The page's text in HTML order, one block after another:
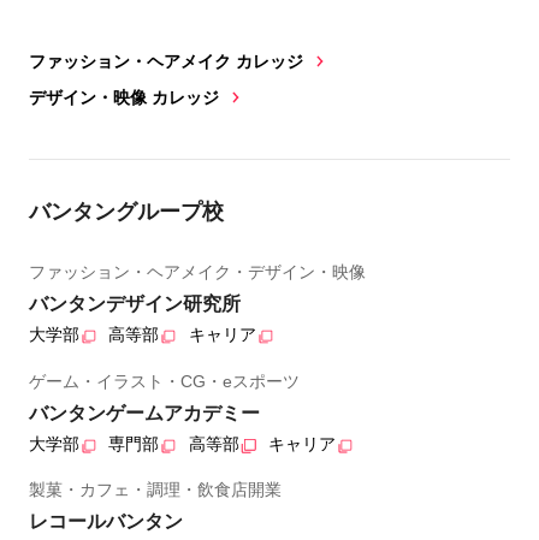
ファッション・ヘアメイク カレッジ
デザイン・映像 カレッジ
バンタングループ校
ファッション・ヘアメイク・デザイン・映像
バンタンデザイン研究所
大学部 高等部 キャリア
ゲーム・イラスト・CG・eスポーツ
バンタンゲームアカデミー
大学部 専門部 高等部 キャリア
製菓・カフェ・調理・飲食店開業
レコールバンタン